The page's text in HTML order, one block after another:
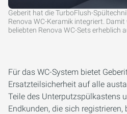
Geberit hat die TurboFlush-
Renova WC-Keramik integriert.
beliebten Renova WC-Sets erheblich
Für das WC-System bietet
Ersatzteilsicherheit auf alle
Teile des Unterputzspülkastens
Endkunden, die sich